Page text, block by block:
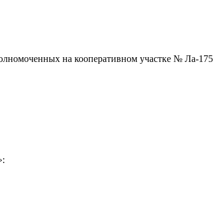
на кооперативном участке № Ла-175